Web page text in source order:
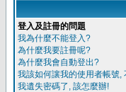
登入及註冊的問題
我為什麼不能登入?
為什麼我要註冊呢?
為什麼我會自動登出?
我該如何讓我的使用者帳號,
我遺失密碼了, 該怎麼辦!